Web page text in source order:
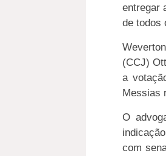
entregar
de todos
(CCJ)
a
Messias
O
com